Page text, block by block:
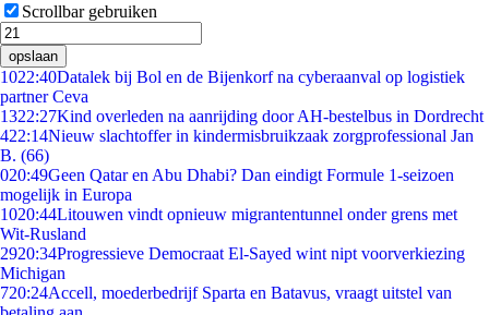
Scrollbar gebruiken
opslaan
1022:40Datalek bij Bol en de Bijenkorf na cyberaanval op logistiek
partner Ceva
1322:27Kind overleden na aanrijding door AH-bestelbus in Dordrecht
422:14Nieuw slachtoffer in kindermisbruikzaak zorgprofessional Jan
B. (66)
020:49Geen Qatar en Abu Dhabi? Dan eindigt Formule 1-seizoen
mogelijk in Europa
1020:44Litouwen vindt opnieuw migrantentunnel onder grens met
Wit-Rusland
2920:34Progressieve Democraat El-Sayed wint nipt voorverkiezing
Michigan
720:24Accell, moederbedrijf Sparta en Batavus, vraagt uitstel van